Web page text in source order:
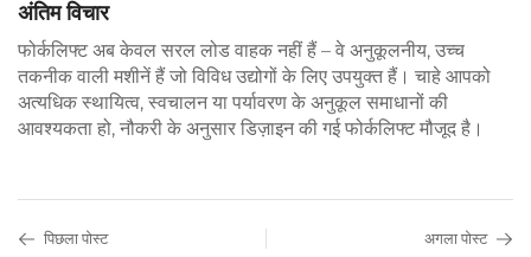
अंतिम विचार
फोर्कलिफ्ट अब केवल सरल लोड वाहक नहीं हैं – वे अनुकूलनीय, उच्च
तकनीक वाली मशीनें हैं जो विविध उद्योगों के लिए उपयुक्त हैं। चाहे आपको
अत्यधिक स्थायित्व, स्वचालन या पर्यावरण के अनुकूल समाधानों की
आवश्यकता हो, नौकरी के अनुसार डिज़ाइन की गई फोर्कलिफ्ट मौजूद है।
पिछला पोस्ट अगला पोस्ट